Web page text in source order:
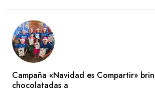
Campaña «Navidad es Compartir»
chocolatadas a